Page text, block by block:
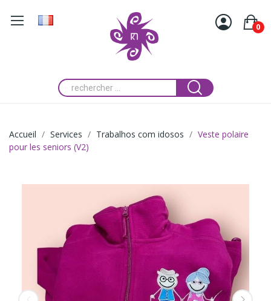
0
Accueil Services Trabalhos com idosos
Veste polaire
pour les seniors (V2)